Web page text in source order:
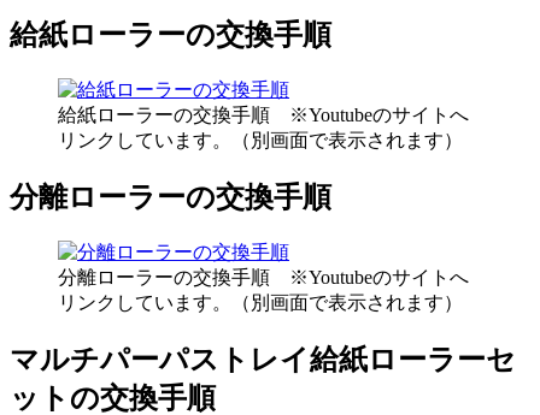
給紙ローラーの交換手順
給紙ローラーの交換手順 ※Youtubeのサイトへ
リンクしています。（別画面で表示されます）
分離ローラーの交換手順
分離ローラーの交換手順 ※Youtubeのサイトへ
リンクしています。（別画面で表示されます）
マルチパーパストレイ給紙ローラーセ
ットの交換手順